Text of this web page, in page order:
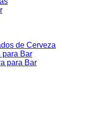
de Cerveza
para Bar
para Bar